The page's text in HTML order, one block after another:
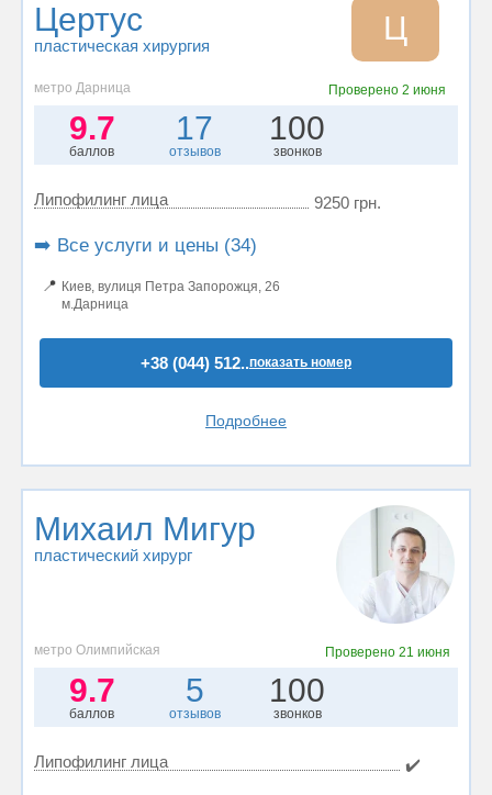
Цертус
пластическая хирургия Ц
метро Дарница Проверено2 июня
9.7
баллов
17
отзывов
100
звонков
Липофилинг лица 9250 грн.
➡️ Все услуги и цены (34)
📍 Киев, вулиця Петра Запорожця, 26
м.Дарница
+38 (044) 512..показать номер
Подробнее
Михаил Мигур
пластический хирург
метро Олимпийская Проверено 21 июня
9.7
баллов
5
отзывов
100
звонков
Липофилинг лица ✔️